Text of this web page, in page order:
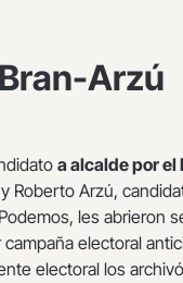
Arzú
a alcalde por
y Roberto Arzú,
les abrieron
electoral
electoral los